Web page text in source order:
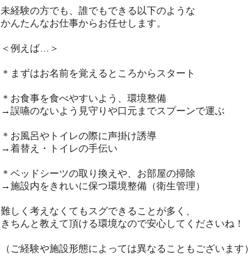
未経験の方でも、誰でもできる以下のような
かんたんなお仕事からお任せします。
＜例えば…＞
＊まずはお名前を覚えるところからスタート
＊お食事を食べやすいよう、環境整備
→誤嚥のないよう見守りや口元までスプーンで運ぶ
＊お風呂やトイレの際に声掛け誘導
→着替え・トイレの手伝い
＊ベッドシーツの取り換えや、お部屋の掃除
→施設内をきれいに保つ環境整備（衛生管理）
難しく考えなくてもスグできることが多く、
きちんと教えて頂ける環境なので安心してくださいね！
（ご経験や施設形態によっては異なることもございます）